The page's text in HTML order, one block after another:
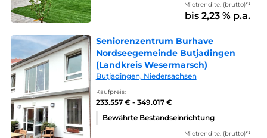
Mietrendite: (brutto)*¹
bis 2,23 % p.a.
Seniorenzentrum Burhave
Nordseegemeinde Butjadingen
(Landkreis Wesermarsch)
Butjadingen, Niedersachsen
Kaufpreis:
233.557 € - 349.017 €
Bewährte Bestandseinrichtung
Mietrendite: (brutto)*¹